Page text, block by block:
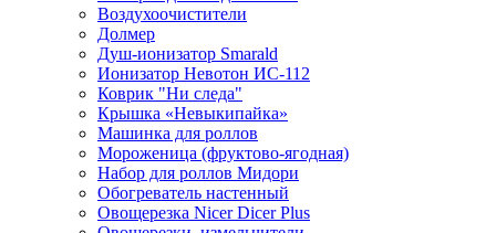
Воздухоочистители
Долмер
Душ-ионизатор Smarald
Ионизатор Невотон ИС-112
Коврик "Ни следа"
Крышка «Невыкипайка»
Машинка для роллов
Мороженица (фруктово-ягодная)
Набор для роллов Мидори
Обогреватель настенный
Овощерезка Nicer Dicer Plus